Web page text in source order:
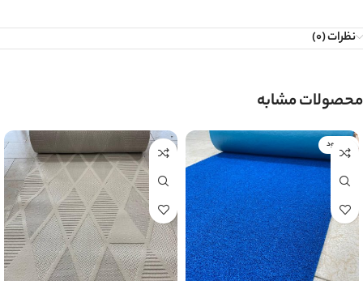
نظرات (0)
محصولات مشابه
ناموجود